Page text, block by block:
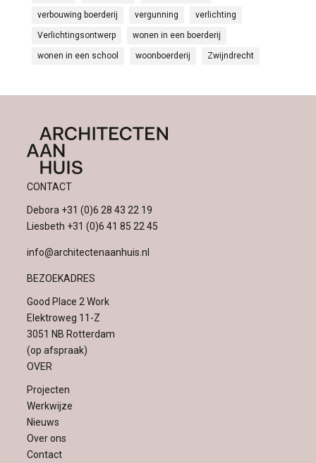
verbouwing boerderij vergunning verlichting
Verlichtingsontwerp wonen in een boerderij
wonen in een school woonboerderij Zwijndrecht
CONTACT
Debora +31 (0)6 28 43 22 19
Liesbeth +31 (0)6 41 85 22 45
info@architectenaanhuis.nl
BEZOEKADRES
Good Place 2 Work
Elektroweg 11-Z
3051 NB Rotterdam
(op afspraak)
OVER
Projecten
Werkwijze
Nieuws
Over ons
Contact